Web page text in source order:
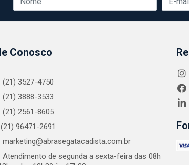
Conosco
(21) 3527-4750
(21) 3888-3533
(21) 2561-8605
(21) 96471-2691
marketing@abrasegatacadista.com.br
Atendimento de segunda a sexta-feira das 08h